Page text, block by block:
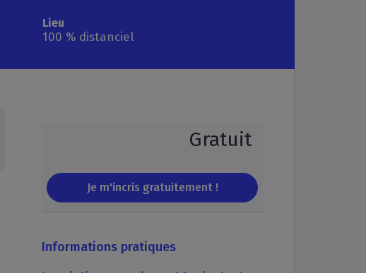
Lieu
100 % distanciel
Gratuit
Je m'incris gratuitement !
Informations pratiques